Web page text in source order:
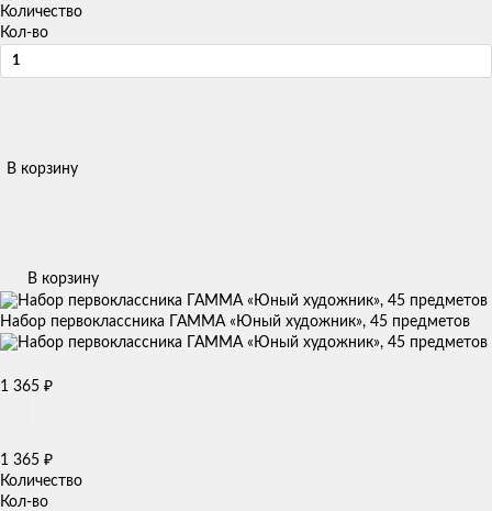
Количество
Кол-во
В корзину
В корзину
Набор первоклассника ГАММА «Юный художник», 45 предметов
1 365 ₽
1 365 ₽
Количество
Кол-во